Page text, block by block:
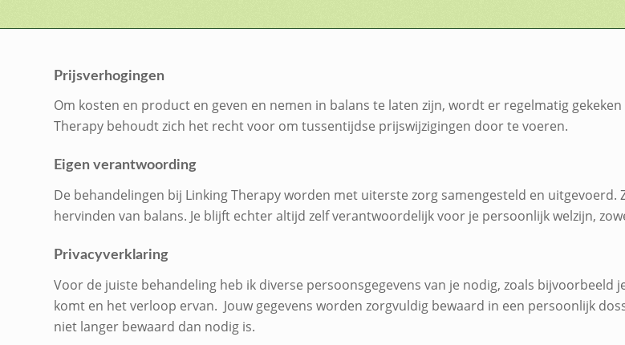
Prijsverhogingen
Om kosten en product en geven en nemen in balans te laten zijn, wordt er regelmatig
Therapy behoudt zich het recht voor om tussentijdse prijswijzigingen door te voeren.
Eigen verantwoording
De behandelingen bij Linking Therapy worden met uiterste zorg samengesteld en
hervinden van balans. Je blijft echter altijd zelf verantwoordelijk voor je persoonlijk welzijn,
Privacyverklaring
Voor de juiste behandeling heb ik diverse persoonsgegevens van je nodig, zoals
komt en het verloop ervan. Jouw gegevens worden zorgvuldig bewaard in een persoonlijk
niet langer bewaard dan nodig is.